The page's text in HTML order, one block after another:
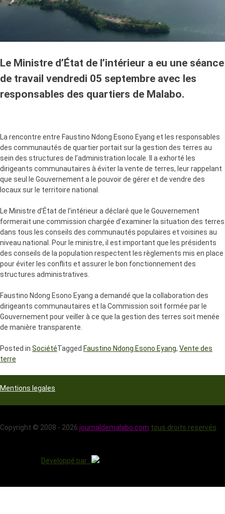
Le Ministre d’État de l’intérieur a eu une séance
de travail vendredi 05 septembre avec les
responsables des quartiers de Malabo.
La rencontre entre Faustino Ndong Esono Eyang et les responsables
des communautés de quartier portait sur la gestion des terres au
sein des structures de l’administration locale. Il a exhorté les
dirigeants communautaires à éviter la vente de terres, leur rappelant
que seul le Gouvernement a le pouvoir de gérer et de vendre des
locaux sur le territoire national.
Le Ministre d’État de l’intérieur a déclaré que le Gouvernement
formerait une commission chargée d’examiner la situation des terres
dans tous les conseils des communautés populaires et voisines au
niveau national. Pour le ministre, il est important que les présidents
des conseils de la population respectent les règlements mis en place
pour éviter les conflits et assurer le bon fonctionnement des
structures administratives.
Faustino Ndong Esono Eyang a demandé que la collaboration des
dirigeants communautaires et la Commission soit formée par le
Gouvernement pour veiller à ce que la gestion des terres soit menée
de manière transparente.
Posted in SociétéTagged Faustino Ndong Esono Eyang, Vente des
terre
Mentions legales
Copyright © 2008 - 2026 journaldemalabo.com tous droits reservés
Développé par